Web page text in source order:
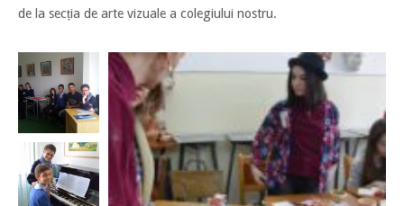
de la secția de arte vizuale a colegiului nostru.